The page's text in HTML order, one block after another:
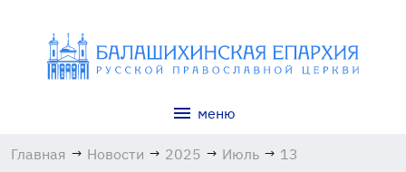
меню
Главная → Новости → 2025 → Июль → 13